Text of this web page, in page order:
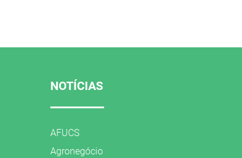
NOTÍCIAS
AFUCS
Agronegócio